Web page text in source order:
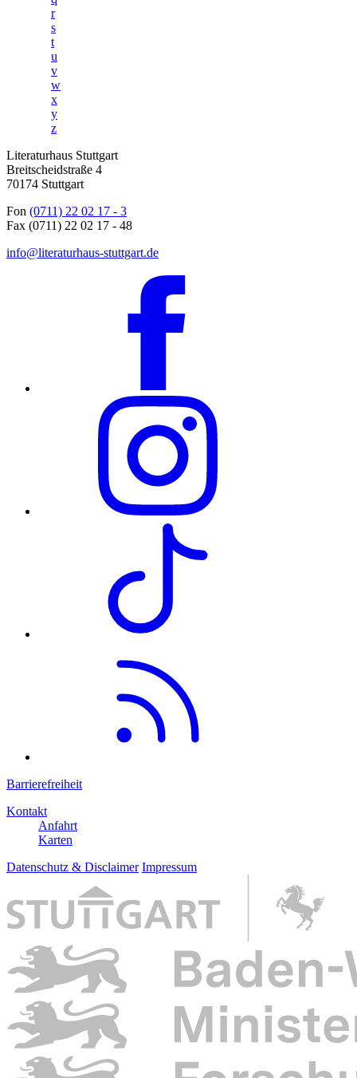
r
s
t
u
v
w
x
y
z
Literaturhaus Stuttgart
Breitscheidstraße 4
70174 Stuttgart
Fon (0711) 22 02 17 - 3
Fax (0711) 22 02 17 - 48
info@literaturhaus-stuttgart.de
Barrierefreiheit
Kontakt
Anfahrt
Karten
Datenschutz & Disclaimer Impressum